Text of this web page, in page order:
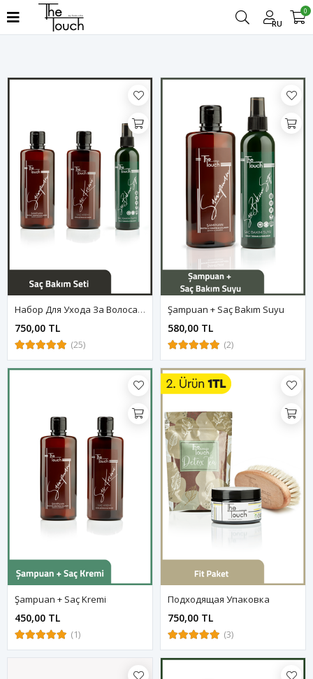
RU
0
фильтр
Набор Для Ухода За Волосами
750,00 TL
(25)
Şampuan + Saç Bakım Suyu
580,00 TL
(2)
Şampuan + Saç Kremi
450,00 TL
(1)
Подходящая Упаковка
750,00 TL
(3)